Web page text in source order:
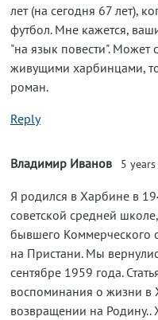
лет (на сегодня 67 лет),
футбол. Мне кажется,
"на язык повести". Может
живущими харбинцами,
роман.
Reply
Владимир Иванов 5
Я родился в Харбине в
советской средней
бывшего Коммерческого
на Пристани. Мы
сентябре 1959 года.
воспоминания о жизни в
возвращении на Родину..